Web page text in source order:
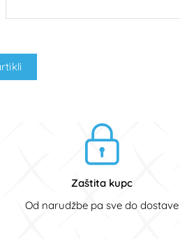
Nedostupno
Zaštita kupc
Od narudžbe pa sve do dostave